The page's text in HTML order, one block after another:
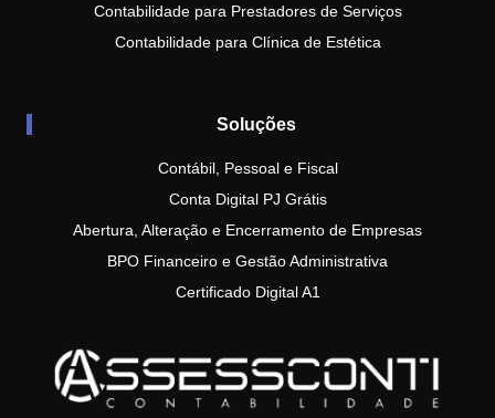
Contabilidade para Prestadores de Serviços
Contabilidade para Clínica de Estética
Soluções
Contábil, Pessoal e Fiscal
Conta Digital PJ Grátis
Abertura, Alteração e Encerramento de Empresas
BPO Financeiro e Gestão Administrativa
Certificado Digital A1